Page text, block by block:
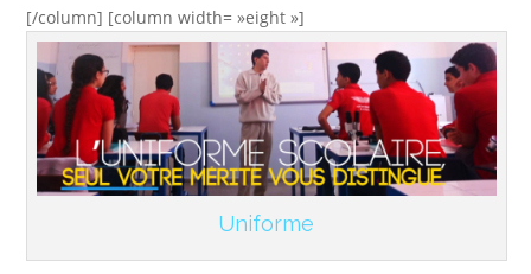
[/column] [column width= »eight »]
Uniforme